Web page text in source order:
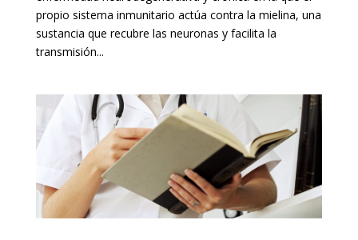
propio sistema inmunitario actúa contra la mielina, una
sustancia que recubre las neuronas y facilita la
transmisión...